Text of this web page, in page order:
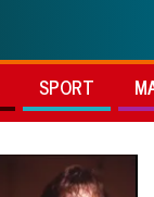
SPORT